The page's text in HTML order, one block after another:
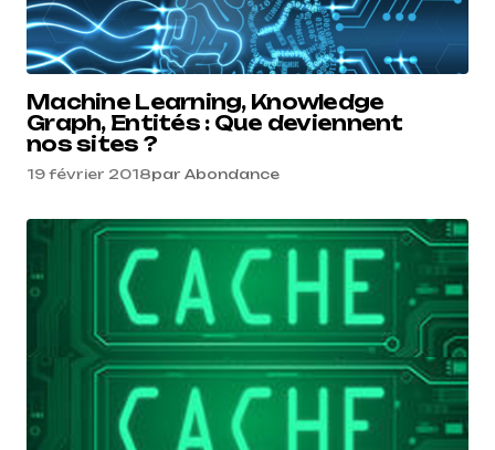
Machine Learning, Knowledge
Graph, Entités : Que deviennent
nos sites ?
19 février 2018par Abondance